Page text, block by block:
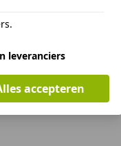
leveranciers
accepteren